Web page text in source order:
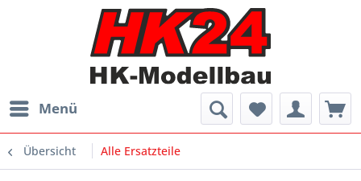
Menü
Übersicht Alle Ersatzteile